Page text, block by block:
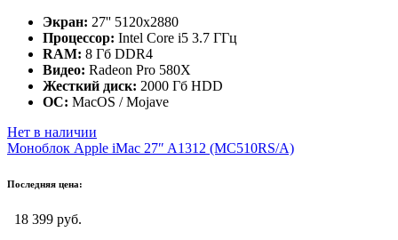
Экран: 27'' 5120x2880
Процессор: Intel Core i5 3.7 ГГц
RAM: 8 Гб DDR4
Видео: Radeon Pro 580X
Жесткий диск: 2000 Гб HDD
ОС: MacOS / Mojave
Нет в наличии
Моноблок Apple iMac 27″ A1312 (MC510RS/A)
Последняя цена:
18 399 руб.